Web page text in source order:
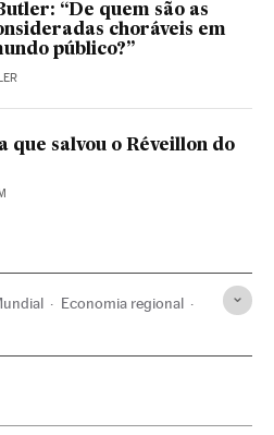
“De quem são as
choráveis em
público?”
que salvou o Réveillon do
Economia regional